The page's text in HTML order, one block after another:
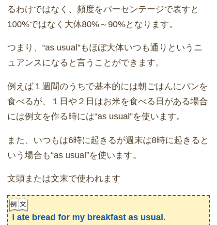
るわけではなく、頻度をパーセンテージで表すと
100%ではなく大体80%～90%となります。
つまり、“as usual”もほぼ大体いつも通りというニ
ュアンスになると言うことができます。
例えば１週間のうちで基本的には朝ごはんにパンを
食べるが、１日や２日はお米を食べる日がある場合
には例文を作る時には“as usual”を使います。
また、いつもは6時に起きるが週末は8時に起きると
いう場合も“as usual”を使います。
文頭または文末で使われます
I ate bread for my breakfast as usual.